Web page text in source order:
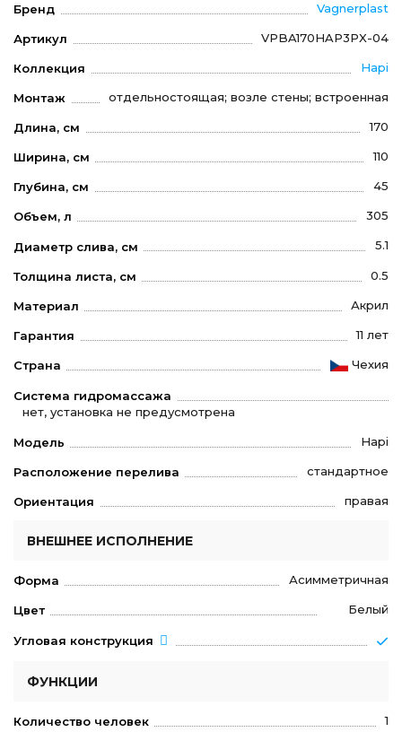
Бренд Vagnerplast
Артикул VPBA170HAP3PX-04
Коллекция Hapi
Монтаж отдельностоящая; возле стены; встроенная
Длина, см 170
Ширина, см 110
Глубина, см 45
Объем, л 305
Диаметр слива, см 5.1
Толщина листа, см 0.5
Материал Акрил
Гарантия 11 лет
Страна Чехия
Система гидромассажа
нет, установка не предусмотрена
Модель Hapi
Расположение перелива стандартное
Ориентация правая
ВНЕШНЕЕ ИСПОЛНЕНИЕ
Форма Асимметричная
Цвет Белый
Угловая конструкция
ФУНКЦИИ
Количество человек 1